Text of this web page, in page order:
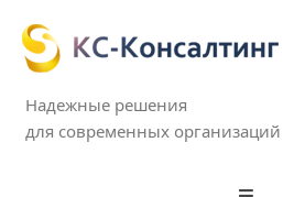
Надежные решения
для современных организаций